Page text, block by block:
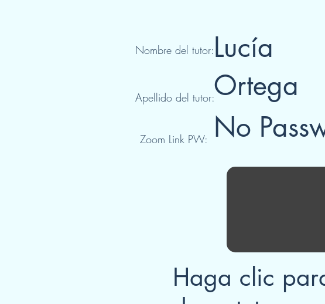
Lucía
Nombre del tutor:
Ortega
Apellido del tutor:
Zoom Link PW: No
Haga clic